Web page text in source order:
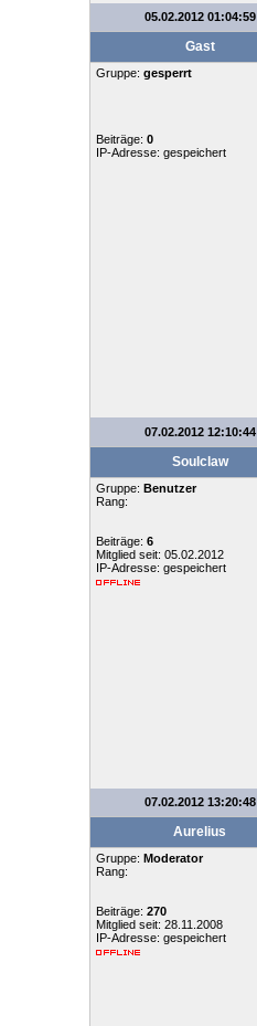
05.02.2012 01:04:59
Gast
Gruppe: gesperrt
Beiträge: 0
IP-Adresse: gespeichert
07.02.2012 12:10:44
Soulclaw
Gruppe: Benutzer
Rang:
Beiträge: 6
Mitglied seit: 05.02.2012
IP-Adresse: gespeichert
07.02.2012 13:20:48
Aurelius
Gruppe: Moderator
Rang:
Beiträge: 270
Mitglied seit: 28.11.2008
IP-Adresse: gespeichert